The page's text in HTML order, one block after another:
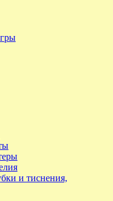
и тиснения,